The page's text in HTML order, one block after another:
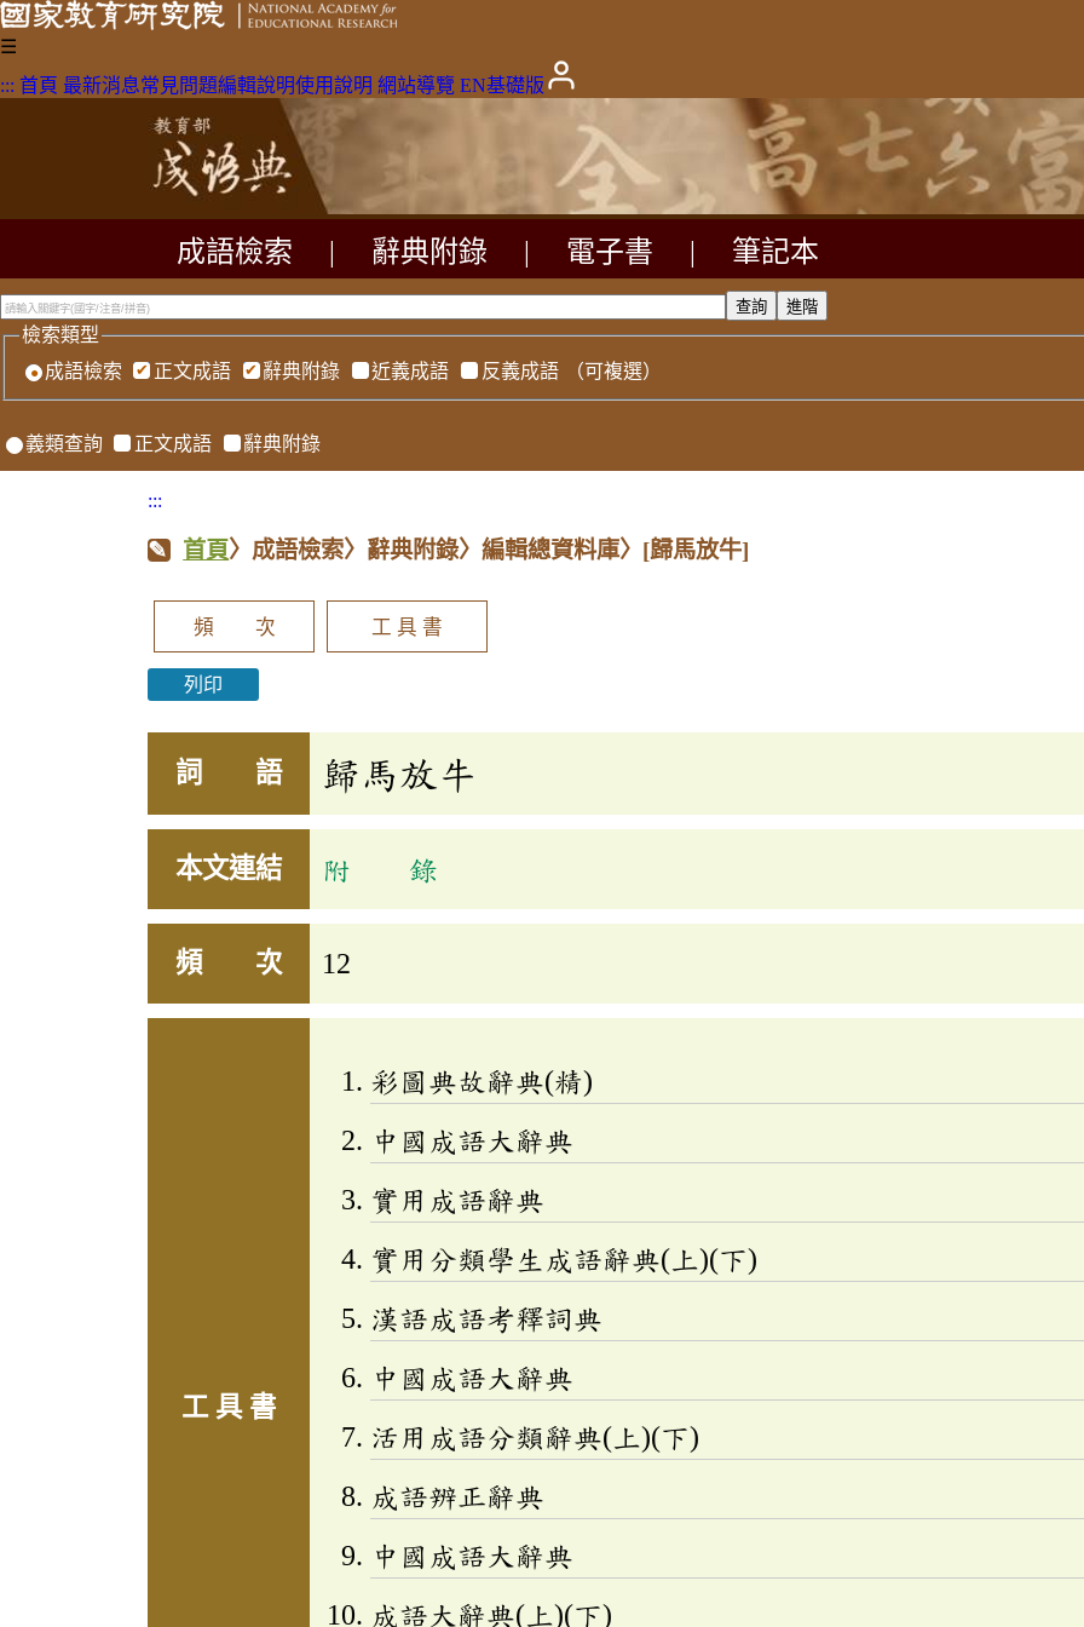
☰
::: 首頁 最新消息常見問題編輯說明使用說明 網站導覽 EN基礎版
成語檢索 辭典附錄 電子書 筆記本
檢索類型
成語檢索
正文成語 辭典附錄 近義成語 反義成語 （可複選）
義類查詢 正文成語 辭典附錄
:::
首頁〉成語檢索〉辭典附錄〉編輯總資料庫〉 [歸馬放牛]
頻 次 工 具 書
列印
詞 語 歸馬放牛
本文連結 附 錄
頻 次 12
工 具 書
彩圖典故辭典(精)
中國成語大辭典
實用成語辭典
實用分類學生成語辭典(上)(下)
漢語成語考釋詞典
中國成語大辭典
活用成語分類辭典(上)(下)
成語辨正辭典
中國成語大辭典
成語大辭典(上)(下)